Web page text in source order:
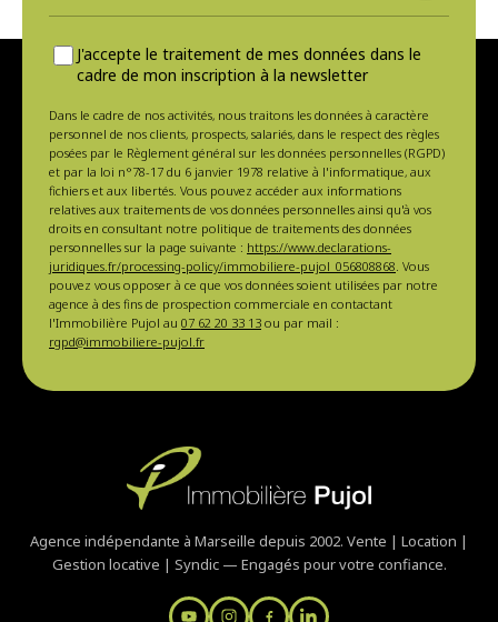
J'accepte le traitement de mes données dans le
cadre de mon inscription à la newsletter
Dans le cadre de nos activités, nous traitons les données à caractère
personnel de nos clients, prospects, salariés, dans le respect des règles
posées par le Règlement général sur les données personnelles (RGPD)
et par la loi n°78-17 du 6 janvier 1978 relative à l'informatique, aux
fichiers et aux libertés. Vous pouvez accéder aux informations
relatives aux traitements de vos données personnelles ainsi qu'à vos
droits en consultant notre politique de traitements des données
personnelles sur la page suivante : https://www.declarations-
juridiques.fr/processing-policy/immobiliere-pujol_056808868 . Vous
pouvez vous opposer à ce que vos données soient utilisées par notre
agence à des fins de prospection commerciale en contactant
l'Immobilière Pujol au 07 62 20 33 13 ou par mail :
rgpd@immobiliere-pujol.fr
Agence indépendante à Marseille depuis 2002. Vente | Location |
Gestion locative | Syndic — Engagés pour votre confiance.